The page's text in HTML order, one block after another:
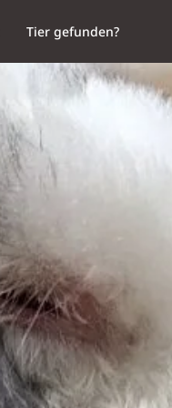
Tier gefunden?